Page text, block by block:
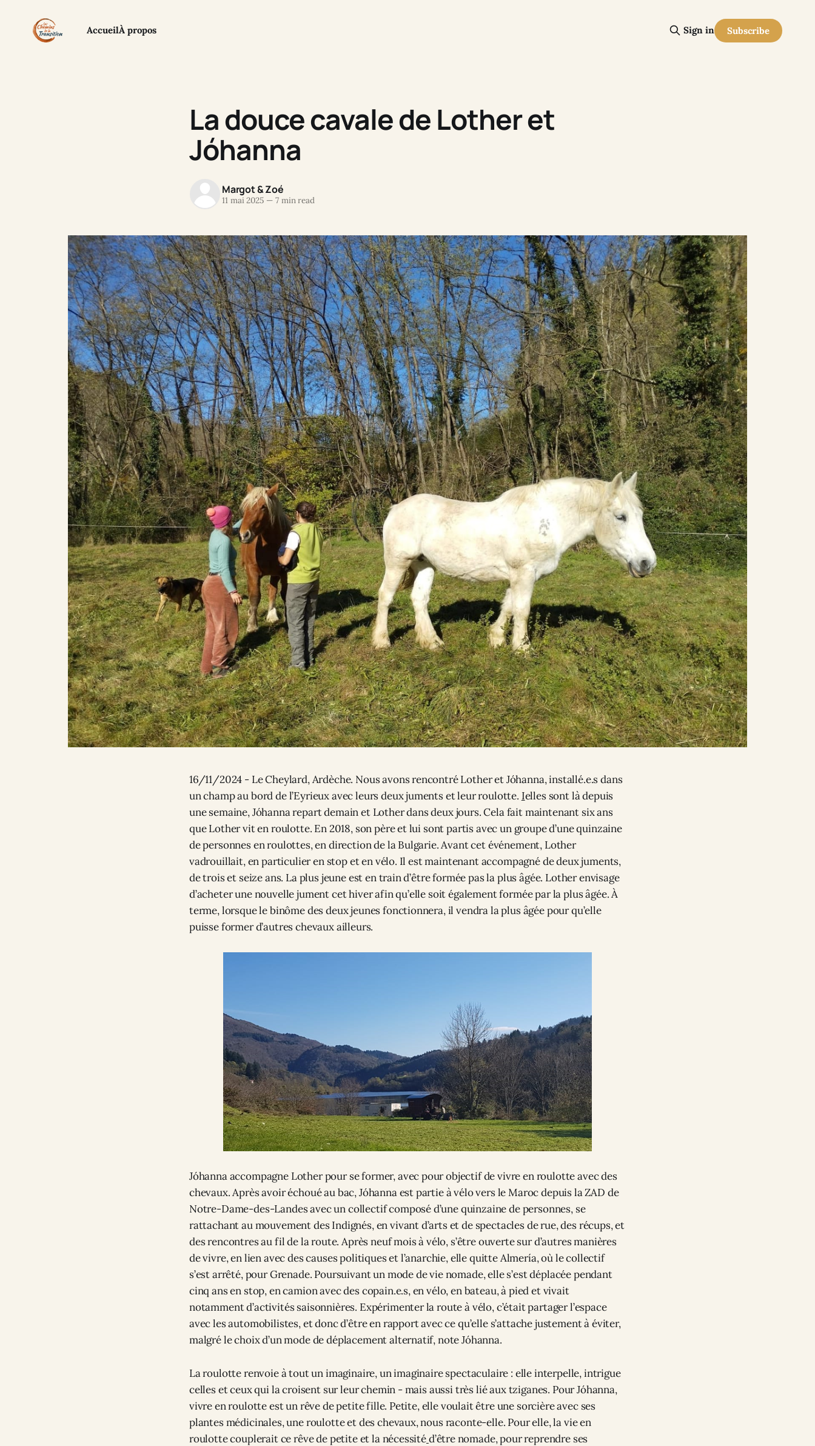
AccueilÀ propos Sign in Subscribe
La douce cavale de Lother et
Jóhanna
Margot & Zoé
11 mai 2025 —7 min read
16/11/2024 - Le Cheylard, Ardèche. Nous avons rencontré Lother et Jóhanna, installé.e.s dans
un champ au bord de l’Eyrieux avec leurs deux juments et leur roulotte. Ielles sont là depuis
une semaine, Jóhanna repart demain et Lother dans deux jours. Cela fait maintenant six ans
que Lother vit en roulotte. En 2018, son père et lui sont partis avec un groupe d’une quinzaine
de personnes en roulottes, en direction de la Bulgarie. Avant cet événement, Lother
vadrouillait, en particulier en stop et en vélo. Il est maintenant accompagné de deux juments,
de trois et seize ans. La plus jeune est en train d’être formée pas la plus âgée. Lother envisage
d’acheter une nouvelle jument cet hiver afin qu’elle soit également formée par la plus âgée. À
terme, lorsque le binôme des deux jeunes fonctionnera, il vendra la plus âgée pour qu’elle
puisse former d’autres chevaux ailleurs.
Jóhanna accompagne Lother pour se former, avec pour objectif de vivre en roulotte avec des
chevaux. Après avoir échoué au bac, Jóhanna est partie à vélo vers le Maroc depuis la ZAD de
Notre-Dame-des-Landes avec un collectif composé d’une quinzaine de personnes, se
rattachant au mouvement des Indignés, en vivant d’arts et de spectacles de rue, des récups, et
des rencontres au fil de la route. Après neuf mois à vélo, s’être ouverte sur d’autres manières
de vivre, en lien avec des causes politiques et l’anarchie, elle quitte Almería, où le collectif
s’est arrêté, pour Grenade. Poursuivant un mode de vie nomade, elle s’est déplacée pendant
cinq ans en stop, en camion avec des copain.e.s, en vélo, en bateau, à pied et vivait
notamment d’activités saisonnières. Expérimenter la route à vélo, c’était partager l’espace
avec les automobilistes, et donc d’être en rapport avec ce qu’elle s’attache justement à éviter,
malgré le choix d’un mode de déplacement alternatif, note Jóhanna.
La roulotte renvoie à tout un imaginaire, un imaginaire spectaculaire : elle interpelle, intrigue
celles et ceux qui la croisent sur leur chemin - mais aussi très lié aux tziganes. Pour Jóhanna,
vivre en roulotte est un rêve de petite fille. Petite, elle voulait être une sorcière avec ses
plantes médicinales, une roulotte et des chevaux, nous raconte-elle. Pour elle, la vie en
roulotte couplerait ce rêve de petite et la nécessitéd’être nomade, pour reprendre ses